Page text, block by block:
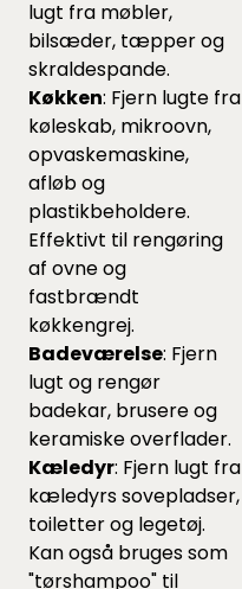
lugt fra møbler,
bilsæder, tæpper og
skraldespande.
Køkken: Fjern lugte fra
køleskab, mikroovn,
opvaskemaskine,
afløb og
plastikbeholdere.
Effektivt til rengøring
af ovne og
fastbrændt
køkkengrej.
Badeværelse: Fjern
lugt og rengør
badekar, brusere og
keramiske overflader.
Kæledyr: Fjern lugt fra
kæledyrs sovepladser,
toiletter og legetøj.
Kan også bruges som
"tørshampoo" til